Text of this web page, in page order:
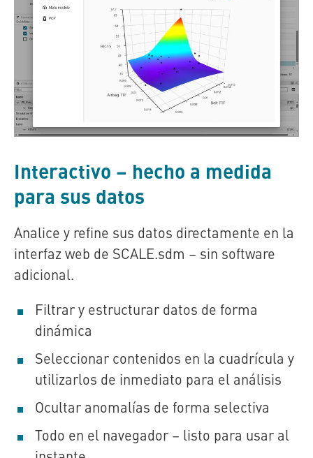
Interactivo – hecho a medida
para sus datos
Analice y refine sus datos directamente en la
interfaz web de SCALE.sdm – sin software
adicional.
Filtrar y estructurar datos de forma
dinámica
Seleccionar contenidos en la cuadrícula y
utilizarlos de inmediato para el análisis
Ocultar anomalías de forma selectiva
Todo en el navegador – listo para usar al